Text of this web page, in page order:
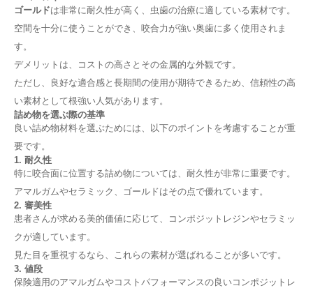
ゴールドは非常に耐久性が高く、虫歯の治療に適している素材です。
空間を十分に使うことができ、咬合力が強い奥歯に多く使用されま
す。
デメリットは、コストの高さとその金属的な外観です。
ただし、良好な適合感と長期間の使用が期待できるため、信頼性の高
い素材として根強い人気があります。
詰め物を選ぶ際の基準
良い詰め物材料を選ぶためには、以下のポイントを考慮することが重
要です。
1. 耐久性
特に咬合面に位置する詰め物については、耐久性が非常に重要です。
アマルガムやセラミック、ゴールドはその点で優れています。
2. 審美性
患者さんが求める美的価値に応じて、コンポジットレジンやセラミッ
クが適しています。
見た目を重視するなら、これらの素材が選ばれることが多いです。
3. 値段
保険適用のアマルガムやコストパフォーマンスの良いコンポジットレ
定期的な歯科医院でのメンテナンス
3. 詰め物の点検と必要な処置
生活習慣の見直し
1. 食生活の改善
2. 喫煙と飲酒の制限
まとめ
歯の詰め物が取れた場合、どのように対処すれば良い
ですか？
外れた詰め物の原因を理解する
1. 詰め物自体の劣化
2. 患者の口腔内の状況
4. 外的な衝撃や食べ物
詰め物が取れたときの対処法
1. 落ち着いて状況を確認する